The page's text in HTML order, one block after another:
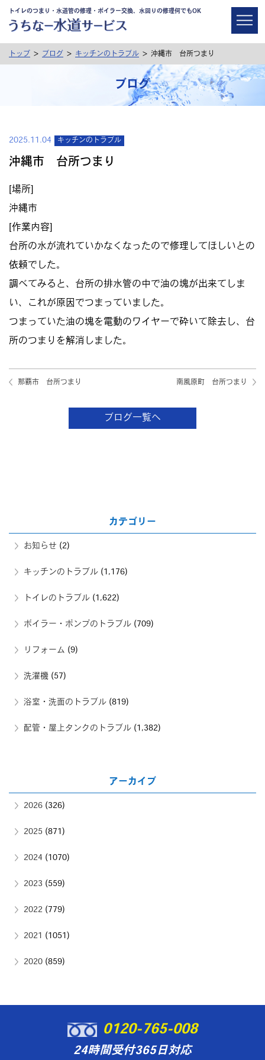
トイレのつまり・水道管の修理・ボイラー交換、水回りの修理何でもOK
トップ > ブログ > キッチンのトラブル > 沖縄市 台所つまり
ブログ
2025.11.04 キッチンのトラブル
沖縄市 台所つまり
[場所]
沖縄市
[作業内容]
台所の水が流れていかなくなったので修理してほしいとの
依頼でした。
調べてみると、台所の排水管の中で油の塊が出来てしま
い、これが原因でつまっていました。
つまっていた油の塊を電動のワイヤーで砕いて除去し、台
所のつまりを解消しました。
那覇市 台所つまり 南風原町 台所つまり
ブログ一覧へ
カテゴリー
お知らせ (2)
キッチンのトラブル (1,176)
トイレのトラブル (1,622)
ボイラー・ポンプのトラブル (709)
リフォーム (9)
洗濯機 (57)
浴室・洗面のトラブル (819)
配管・屋上タンクのトラブル (1,382)
アーカイブ
2026 (326)
2025 (871)
2024 (1070)
2023 (559)
2022 (779)
2021 (1051)
2020 (859)
0120-765-008
24時間受付365日対応